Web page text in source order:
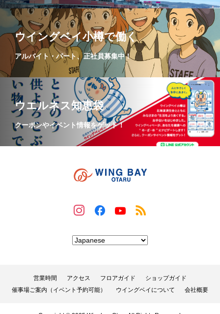
ウイングベイ小樽で働く
アルバイト・パート、正社員募集中！
ウエルネス知恵袋
クーポンやイベント情報をゲット！
営業時間 アクセス フロアガイド
ショップガイド
催事場ご案内（イベント予約可能）
ウイングベイについて 会社概要